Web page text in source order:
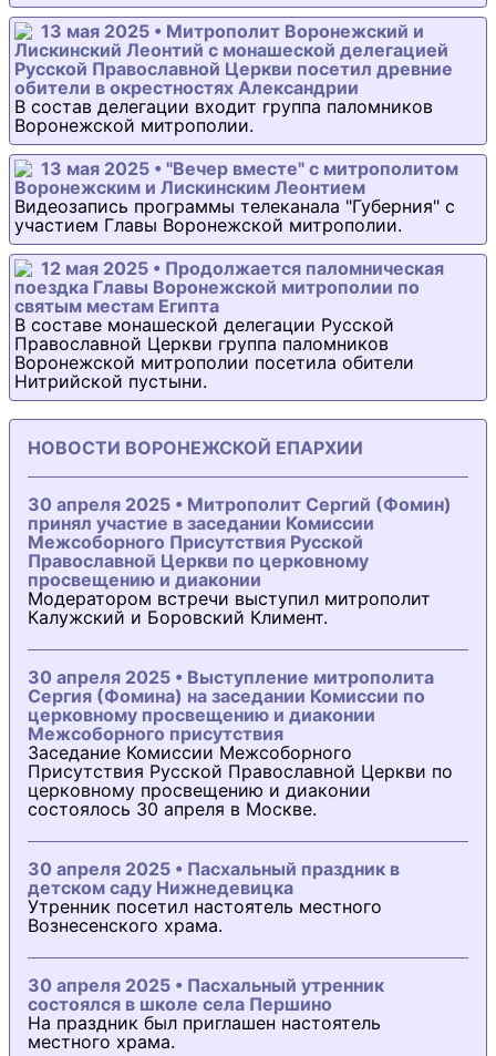
13 мая 2025 • Митрополит Воронежский и
Лискинский Леонтий с монашеской делегацией
Русской Православной Церкви посетил древние
обители в окрестностях Александрии
В состав делегации входит группа паломников
Воронежской митрополии.
13 мая 2025 • "Вечер вместе" с митрополитом
Воронежским и Лискинским Леонтием
Видеозапись программы телеканала "Губерния" с
участием Главы Воронежской митрополии.
12 мая 2025 • Продолжается паломническая
поездка Главы Воронежской митрополии по
святым местам Египта
В составе монашеской делегации Русской
Православной Церкви группа паломников
Воронежской митрополии посетила обители
Нитрийской пустыни.
НОВОСТИ ВОРОНЕЖСКОЙ ЕПАРХИИ
30 апреля 2025 • Митрополит Сергий (Фомин)
принял участие в заседании Комиссии
Межсоборного Присутствия Русской
Православной Церкви по церковному
просвещению и диаконии
Модератором встречи выступил митрополит
Калужский и Боровский Климент.
30 апреля 2025 • Выступление митрополита
Сергия (Фомина) на заседании Комиссии по
церковному просвещению и диаконии
Межсоборного присутствия
Заседание Комиссии Межсоборного
Присутствия Русской Православной Церкви по
церковному просвещению и диаконии
состоялось 30 апреля в Москве.
30 апреля 2025 • Пасхальный праздник в
детском саду Нижнедевицка
Утренник посетил настоятель местного
Вознесенского храма.
30 апреля 2025 • Пасхальный утренник
состоялся в школе села Першино
На праздник был приглашен настоятель
местного храма.